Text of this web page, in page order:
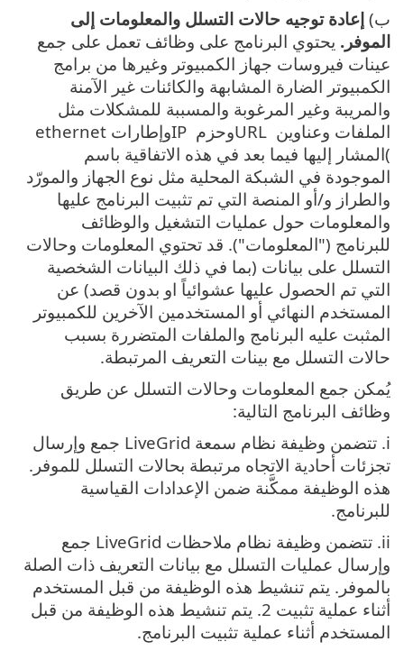
ب‎) إعادة توجيه حالات التسلل والمعلومات إلى
الموفر. يحتوي البرنامج على وظائف تعمل على جمع
عينات فيروسات جهاز الكمبيوتر وغيرها من برامج
الكمبيوتر الضارة المشابهة والكائنات غير الآمنة
والمريبة وغير المرغوبة والمسببة للمشكلات مثل
الملفات وعناوين URL ‎وحزم IP ‎وإطارات ethernet
(‎المشار إليها فيما بعد في هذه الاتفاقية باسم
الموجودة في الشبكة المحلية مثل نوع الجهاز والمورّد
والطراز و‎/‎أو المنصة التي تم تثبيت البرنامج عليها
والمعلومات حول عمليات التشغيل والوظائف
للبرنامج (‎"المعلومات‎"). قد تحتوي المعلومات وحالات
التسلل على بيانات ‎(‎بما في ذلك البيانات الشخصية
التي تم الحصول عليها عشوائياً او بدون قصد‎) ‎عن
المستخدم النهائي أو المستخدمين الآخرين للكمبيوتر
المثبت عليه البرنامج والملفات المتضررة بسبب
حالات التسلل مع بينات التعريف المرتبطة‎.
يُمكن جمع المعلومات وحالات التسلل عن طريق
وظائف البرنامج التالية‎:
i. تتضمن وظيفة نظام سمعة LiveGrid جمع وإرسال
تجزئات أحادية الاتجاه مرتبطة بحالات التسلل للموفر.
هذه الوظيفة ممكَّنة ضمن الإعدادات القياسية
للبرنامج‎.
ii. تتضمن وظيفة نظام ملاحظات LiveGrid جمع
وإرسال عمليات التسلل مع بيانات التعريف ذات الصلة
بالموفر. يتم تنشيط هذه الوظيفة من قبل المستخدم
أثناء عملية تثبيت 2. يتم تنشيط هذه الوظيفة من قبل
المستخدم أثناء عملية تثبيت البرنامج.